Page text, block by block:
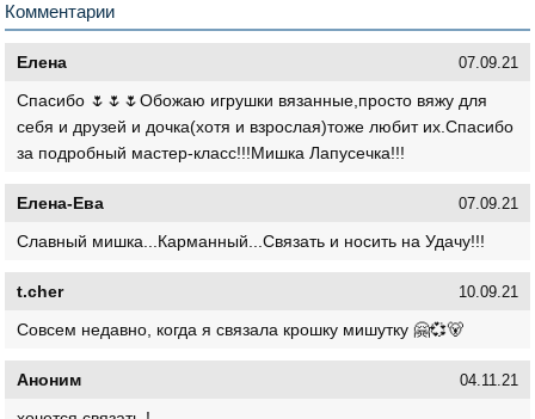
Комментарии
Елена 07.09.21
Спасибо 🌷🌷🌷Обожаю игрушки вязанные,просто вяжу для
себя и друзей и дочка(хотя и взрослая)тоже любит их.Спасибо
за подробный мастер-класс!!!Мишка Лапусечка!!!
Елена-Ева 07.09.21
Славный мишка...Карманный...Связать и носить на Удачу!!!
t.cher 10.09.21
Совсем недавно, когда я связала крошку мишутку 🤗💞🐻
Аноним 04.11.21